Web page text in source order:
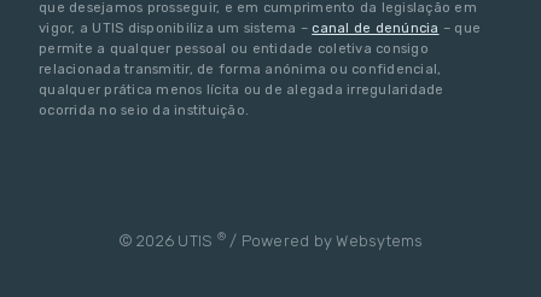
que desejamos prosseguir, e em cumprimento da legislação em
vigor, a UTIS disponibiliza um sistema – canal de denúncia – que
permite a qualquer pessoal ou entidade coletiva consigo
relacionada transmitir, de forma anónima ou confidencial,
qualquer prática menos lícita ou de alegada irregularidade
ocorrida no seio da instituição.
© 2026 UTIS ®/ Powered byWebsytems